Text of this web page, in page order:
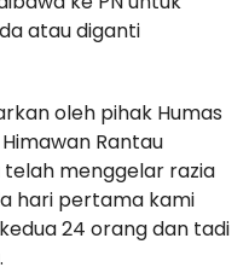
atau diganti
oleh pihak Humas
Rantau
menggelar razia
hari pertama kami
24 orang dan tadi